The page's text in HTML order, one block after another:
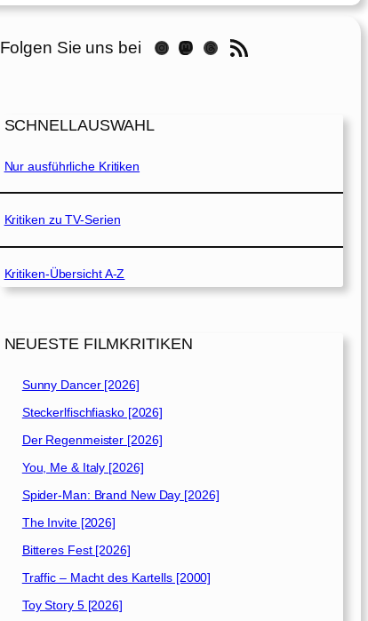
Folgen Sie uns bei Instagram Mastodon Threads RSS-Feed
SCHNELLAUSWAHL
Nur ausführliche Kritiken
Kritiken zu TV-Serien
Kritiken-Übersicht A-Z
NEUESTE FILMKRITIKEN
Sunny Dancer [2026]
Steckerlfischfiasko [2026]
Der Regenmeister [2026]
You, Me & Italy [2026]
Spider-Man: Brand New Day [2026]
The Invite [2026]
Bitteres Fest [2026]
Traffic – Macht des Kartells [2000]
Toy Story 5 [2026]